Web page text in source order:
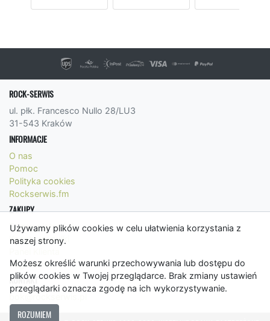
Używamy plików cookies w celu ułatwienia korzystania z
naszej strony.
Możesz określić warunki przechowywania lub dostępu do
plików cookies w Twojej przeglądarce. Brak zmiany ustawień
przeglądarki oznacza zgodę na ich wykorzystywanie.
ROZUMIEM
ROCK-SERWIS
ul. płk. Francesco Nullo 28/LU3
31-543 Kraków
INFORMACJE
O nas
Pomoc
Polityka cookies
Rockserwis.fm
ZAKUPY
Formy płatności
Koszty wysyłki
Regulamin
KONTAKT
bok@rockserwis.pl